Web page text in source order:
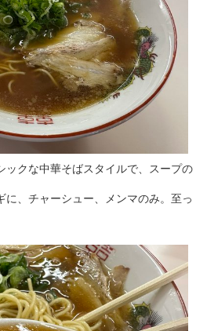
ックな中華そばスタイルで、スープの
に、チャーシュー、メンマのみ。至っ